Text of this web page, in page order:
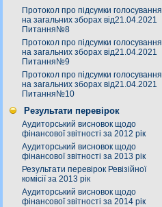
Протокол про підсумки голосування
на загальних зборах від21.04.2021
Питання№8
Протокол про підсумки голосування
на загальних зборах від21.04.2021
Питання№9
Протокол про підсумки голосування
на загальних зборах від21.04.2021
Питання№10
Результати перевірок
Аудиторський висновок щодо
фінансової звітності за 2012 рік
Аудиторський висновок щодо
фінансової звітності за 2013 рік
Результати перевірок Ревізійної
комісії за 2013 рік
Аудиторський висновок щодо
фінансової звітності за 2014 рік